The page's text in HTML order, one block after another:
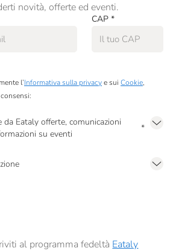
novità, offerte ed eventi.
CAP *
l’Informativa sulla privacye sui Cookie,
da Eataly offerte, comunicazioni
su eventi
*
personalizzate, in caso di consenso prestato ai
al programma fedeltà Eataly